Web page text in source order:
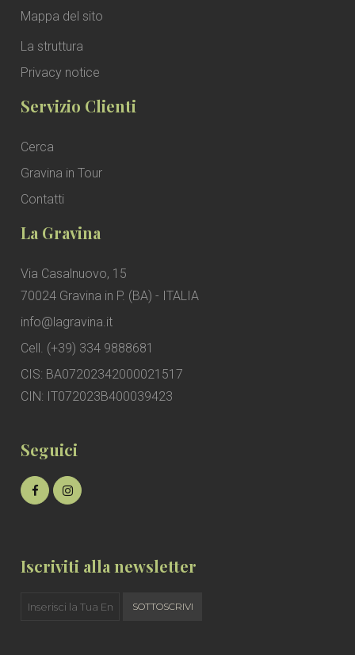
Mappa del sito
La struttura
Privacy notice
Servizio Clienti
Cerca
Gravina in Tour
Contatti
La Gravina
Via Casalnuovo, 15
70024 Gravina in P. (BA) - ITALIA
info@lagravina.it
Cell. (+39) 334 9888681
CIS: BA07202342000021517
CIN: IT072023B400039423
Seguici
Iscriviti alla newsletter